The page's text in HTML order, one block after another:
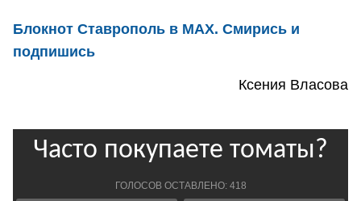
Блокнот Ставрополь в MAX. Смирись и
подпишись
Ксения Власова